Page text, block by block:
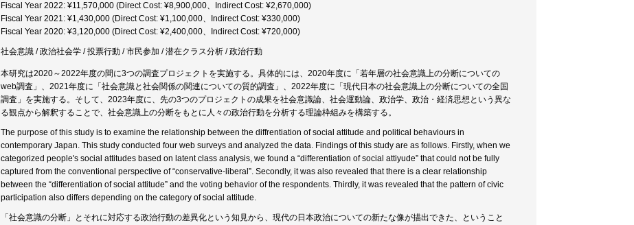
Fiscal Year 2022: ¥11,570,000 (Direct Cost: ¥8,900,000、Indirect Cost: ¥2,670,000)
Fiscal Year 2021: ¥1,430,000 (Direct Cost: ¥1,100,000、Indirect Cost: ¥330,000)
Fiscal Year 2020: ¥3,120,000 (Direct Cost: ¥2,400,000、Indirect Cost: ¥720,000)
社会意識 / 政治社会学 / 投票行動 / 市民参加 / 潜在クラス分析 / 政治行動
本研究は2020～2022年度の間に3つの調査プロジェクトを実施する。具体的には、2020年度に「若年層の社会意識上の分断についての
web調査」、2021年度に「社会意識と社会関係の関連についての質的調査」、2022年度に「現代日本の社会意識上の分断についての全国
調査」を実施する。そして、2023年度に、先の3つのプロジェクトの成果を社会意識論、社会運動論、政治学、政治・経済思想という異な
る観点から解釈することで、社会意識上の分断をもとに人々の政治行動を分析する理論枠組みを構築する。
The purpose of this study is to examine the relationship between the diffrentiation of social attitude and political behaviours in
contemporary Japan. This study conducted four web surveys and analyzed the data. Findings of this study are as follows. Firstly, when we
categorized people's social attitudes based on latent class analysis, we found a “differentiation of social attiyude” that could not be fully
captured from the conventional perspective of “conservative-liberal”. Secondly, it was also revealed that there is a clear relationship
between the “differentiation of social attitude” and the voting behavior of the respondents. Thirdly, it was revealed that the pattern of civic
participation also differs depending on the category of social attitude.
「社会意識の分断」とそれに対応する政治行動の差異化という知見から、現代の日本政治についての新たな像が描出できた、ということ